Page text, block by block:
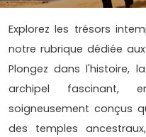
Explorez les trésors
notre rubrique dédiée
Plongez dans l'histoire,
archipel fascinant,
soigneusement conçus
des temples